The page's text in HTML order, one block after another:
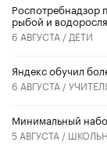
Роспотребнадзор
рыбой и
6 АВГУСТА / ДЕТИ
​Яндекс обучил
6 АВГУСТА /
Минимальный
5 АВГУСТА /